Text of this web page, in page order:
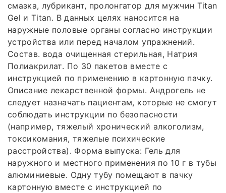
смазка, лубрикант, пролонгатор для мужчин Titan
Gel и Titan. В данных целях наносится на
наружные половые органы согласно инструкции
устройства или перед началом упражнений.
Состав. вода очищенная стерильная, Натрия
Полиакрилат. По 30 пакетов вместе с
инструкцией по применению в картонную пачку.
Описание лекарственной формы. Андрогель не
следует назначать пациентам, которые не смогут
соблюдать инструкции по безопасности
(например, тяжелый хронический алкоголизм,
токсикомания, тяжелые психические
расстройства). Форма выпуска: Гель для
наружного и местного применения по 10 г в тубы
алюминиевые. Одну тубу помещают в пачку
картонную вместе с инструкцией по